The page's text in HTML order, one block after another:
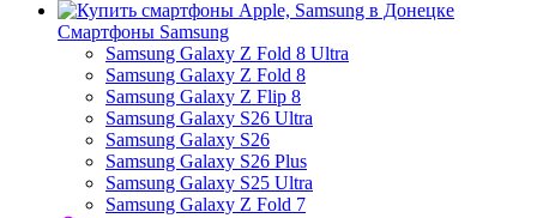
Смартфоны Samsung
Samsung Galaxy Z Fold 8 Ultra
Samsung Galaxy Z Fold 8
Samsung Galaxy Z Flip 8
Samsung Galaxy S26 Ultra
Samsung Galaxy S26
Samsung Galaxy S26 Plus
Samsung Galaxy S25 Ultra
Samsung Galaxy Z Fold 7